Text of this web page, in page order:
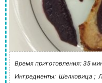
Время приготовления: 35
Ингредиенты: Шелковица ;